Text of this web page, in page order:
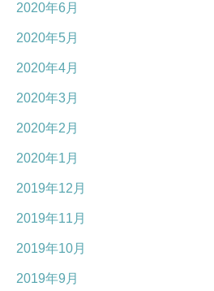
2020年6月
2020年5月
2020年4月
2020年3月
2020年2月
2020年1月
2019年12月
2019年11月
2019年10月
2019年9月